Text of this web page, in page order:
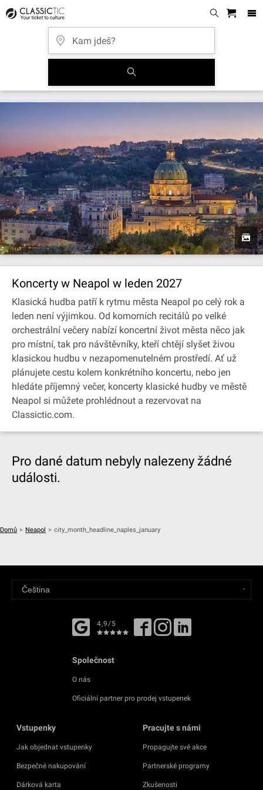
Koncerty w Neapol w leden 2027
Klasická hudba patří k rytmu města Neapol po celý rok a
leden není výjimkou. Od komorních recitálů po velké
orchestrální večery nabízí koncertní život města něco jak
pro místní, tak pro návštěvníky, kteří chtějí slyšet živou
klasickou hudbu v nezapomenutelném prostředí. Ať už
plánujete cestu kolem konkrétního koncertu, nebo jen
hledáte příjemný večer, koncerty klasické hudby ve městě
Neapol si můžete prohlédnout a rezervovat na
Classictic.com.
Pro dané datum nebyly nalezeny žádné
události.
Domů > Neapol > city_month_headline_naples_january
4,9/5
Společnost
O nás
Oficiální partner pro prodej vstupenek
Vstupenky
Jak objednat vstupenky
Bezpečné nakupování
Dárková karta
Pracujte s námi
Propagujte své akce
Partnerské programy
Zkušenosti